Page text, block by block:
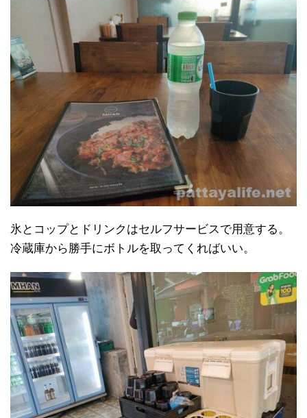
氷とコップとドリンクはセルフサービスで用意する。
冷蔵庫から勝手にボトルを取ってくればいい。